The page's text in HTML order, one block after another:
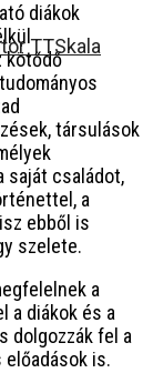
diákok
kötődő
társulások
saját családot,
a
ebből is
szelete.
a
a diákok és a
dolgozzák fel a
is.
TTSkala